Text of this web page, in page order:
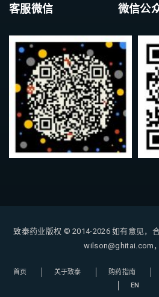
客服微信 微信公众
致泰药业版权 © 2014-2026如有意见，
wilson@ghitai.com
首页 关于致泰 购药指南
EN